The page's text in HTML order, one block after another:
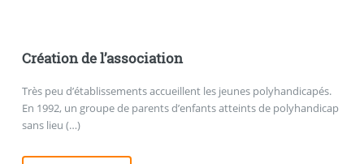
Création de l’association
Très peu d’établissements accueillent les jeunes polyhandicapés.
En 1992, un groupe de parents d’enfants atteints de polyhandicap
sans lieu (…)